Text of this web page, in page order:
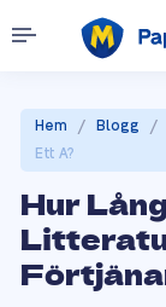
Hem / Blogg /
Ett A?
Hur